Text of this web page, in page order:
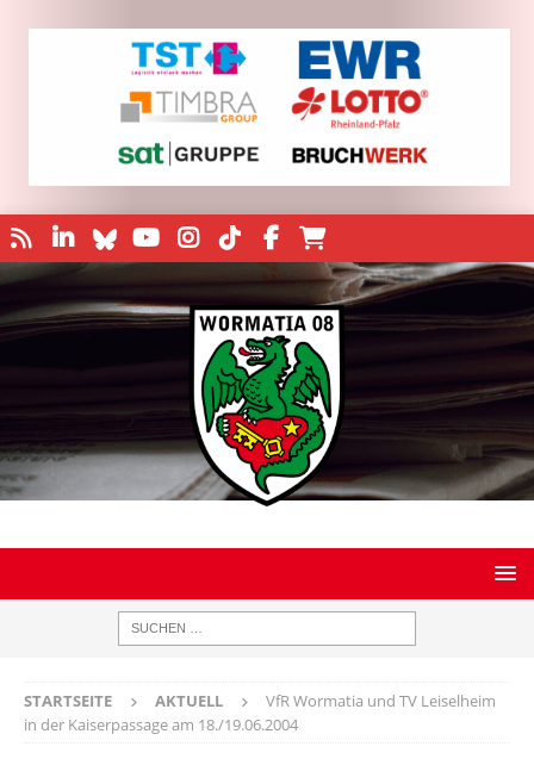
STARTSEITE AKTUELL
VfR Wormatia und TV Leiselheim
in der Kaiserpassage am 18./19.06.2004